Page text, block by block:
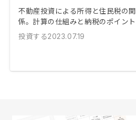
不動産投資による所得と住民税の関
係。計算の仕組みと納税のポイント
投資する2023.07.19